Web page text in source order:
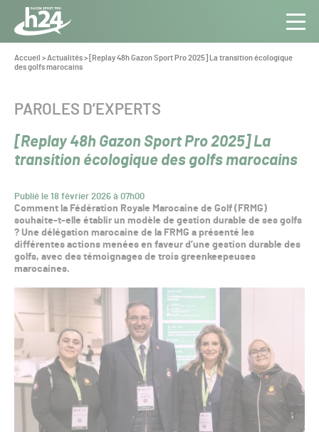
Panneau de gestion des cookies
Aller au contenu
Toute
l’info
du Gazon
Vous
êtes
Accueil >Actualités>
[Replay 48h Gazon Sport Pro 2025] La transition écologique
des golfs marocains
[Replay 48h Gazon Sport Pro 2025] La
transition écologique des golfs marocains
Publié le 18 février 2026 à 07h00
CATÉGORIE :
PAROLES D’EXPERTS
Comment la Fédération Royale Marocaine de Golf (FRMG)
souhaite-t-elle établir un modèle de gestion durable de ses golfs
? Une délégation marocaine de la FRMG a présenté les
différentes actions menées en faveur d’une gestion durable des
golfs, avec des témoignages de trois greenkeepeuses
marocaines.